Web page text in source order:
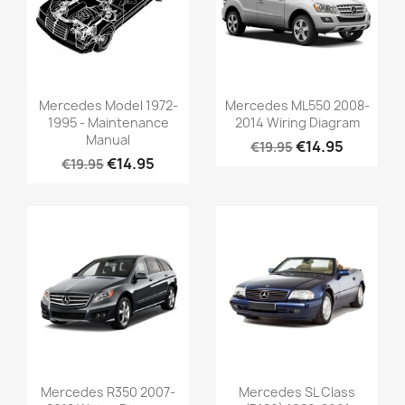
Mercedes Model 1972-
1995 - Maintenance
Manual
€19.95€14.95
Mercedes ML550 2008-
2014 Wiring Diagram
€19.95€14.95
Mercedes R350 2007-
Mercedes SL Class